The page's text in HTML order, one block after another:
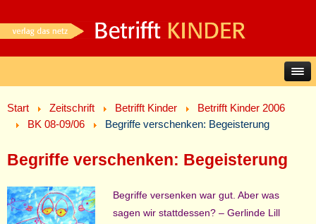
Start Zeitschrift Betrifft Kinder
Betrifft Kinder 2006
BK 08-09/06
Begriffe verschenken: Begeisterung
Begriffe verschenken: Begeisterung
Begriffe versenken war gut. Aber was
sagen wir stattdessen? – Gerlinde Lill